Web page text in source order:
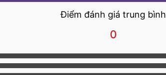
Điểm đánh giá trung bình
0